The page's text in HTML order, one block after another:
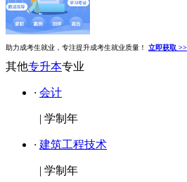
助力成考生就业，专注提升成考生就业质量！ 立即获取 >>
其他专升本专业
· 会计
| 学制年
· 建筑工程技术
| 学制年